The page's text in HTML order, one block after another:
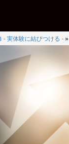
- 実体験に結びつける -»